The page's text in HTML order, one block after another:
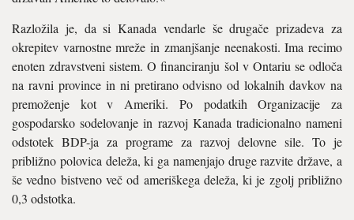
Razložila je, da si Kanada vendarle še drugače prizadeva za
okrepitev varnostne mreže in zmanjšanje neenakosti. Ima reci­mo
enoten zdravstveni sistem. O financira­nju šol v Ontariu se odloča
na ravni province in ni pretirano odvisno od lokalnih davkov na
premoženje kot v Ameriki. Po podatkih Organizacije za
gospodarsko so­delovanje in razvoj Kanada tradicionalno nameni
odstotek BDP-ja za programe za ra­zvoj delovne sile. To je
približno polovica deleža, ki ga namenjajo druge razvite države, a
še vedno bistveno več od ameriškega deleža, ki je zgolj približno
0,3 odstotka.